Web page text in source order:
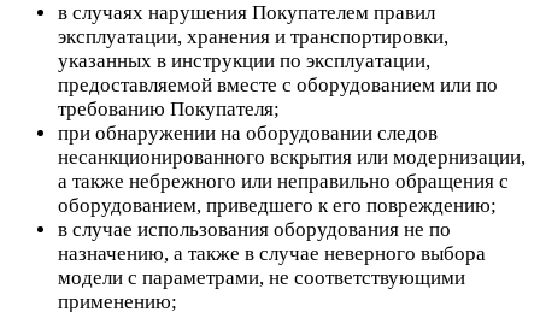
в случаях нарушения Покупателем правил
эксплуатации, хранения и транспортировки,
указанных в инструкции по эксплуатации,
предоставляемой вместе с оборудованием или по
требованию Покупателя;
при обнаружении на оборудовании следов
несанкционированного вскрытия или модернизации,
а также небрежного или неправильно обращения с
оборудованием, приведшего к его повреждению;
в случае использования оборудования не по
назначению, а также в случае неверного выбора
модели с параметрами, не соответствующими
применению;